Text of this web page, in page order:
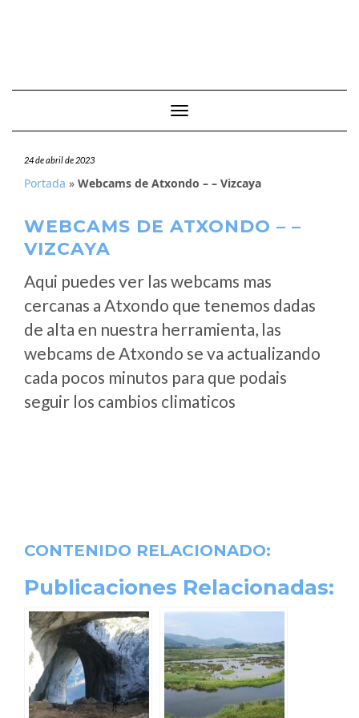
Cambiar modo de navegación
24 de abril de 2023
Portada » Webcams de Atxondo – – Vizcaya
WEBCAMS DE ATXONDO – –
VIZCAYA
Aqui puedes ver las webcams mas
cercanas a Atxondo que tenemos dadas
de alta en nuestra herramienta, las
webcams de Atxondo se va actualizando
cada pocos minutos para que podais
seguir los cambios climaticos
CONTENIDO RELACIONADO:
Publicaciones Relacionadas: